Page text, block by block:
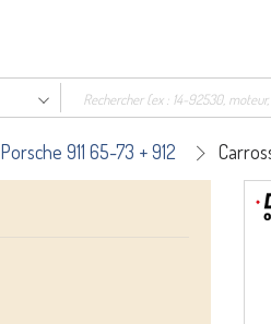
Porsche 911 65-73 + 912